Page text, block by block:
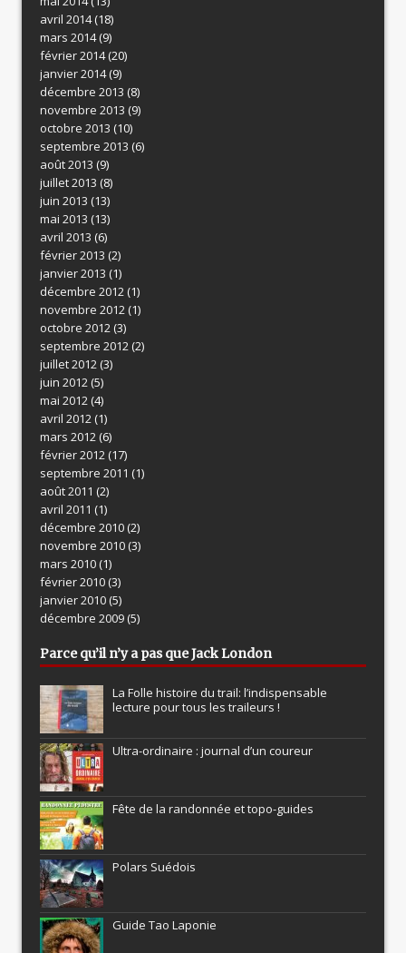
avril 2014(18)
mars 2014(9)
février 2014(20)
janvier 2014(9)
décembre 2013 (8)
novembre 2013 (9)
octobre 2013 (10)
septembre 2013 (6)
août 2013 (9)
juillet 2013 (8)
juin 2013 (13)
mai 2013 (13)
avril 2013 (6)
février 2013 (2)
janvier 2013 (1)
décembre 2012(1)
novembre 2012(1)
octobre 2012(3)
septembre 2012(2)
juillet 2012(3)
juin 2012(5)
mai 2012(4)
avril 2012(1)
mars 2012(6)
février 2012(17)
septembre 2011 (1)
août 2011 (2)
avril 2011 (1)
décembre 2010(2)
novembre 2010(3)
mars 2010(1)
février 2010(3)
janvier 2010(5)
décembre 2009(5)
Parce qu’il n’y a pas que Jack London
La Folle histoire du trail: l’indispensable
lecture pour tous les traileurs !
Ultra-ordinaire : journal d’un coureur
Fête de la randonnée et topo-guides
Polars Suédois
Guide Tao Laponie